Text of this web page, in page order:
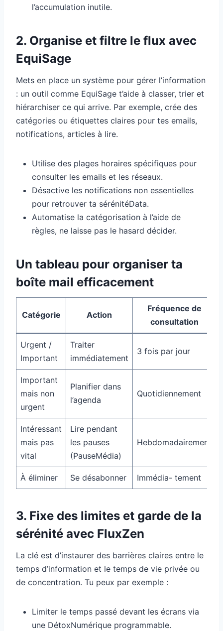
l’accumulation inutile.
2. Organise et filtre le flux avec
EquiSage
Mets en place un système pour gérer l’information
: un outil comme EquiSage t’aide à classer, trier et
hiérarchiser ce qui arrive. Par exemple, crée des
catégories ou étiquettes claires pour tes emails,
notifications, articles à lire.
Utilise des plages horaires spécifiques pour
consulter les emails et les réseaux.
Désactive les notifications non essentielles
pour retrouver ta sérénitéData.
Automatise la catégorisation à l’aide de
règles, ne laisse pas le hasard décider.
Un tableau pour organiser ta
boîte mail efficacement
Catégorie Action
Fréquence de
consultation
Urgent /
Important
Traiter
immédiatement
3 fois par jour
Important
mais non
urgent
Planifier dans
l’agenda
Quotidiennement
Intéressant
mais pas
vital
Lire pendant
les pauses
(PauseMédia)
Hebdomadairement
À éliminer Se désabonner Immédia- tement
3. Fixe des limites et garde de la
sérénité avec FluxZen
La clé est d’instaurer des barrières claires entre le
temps d’information et le temps de vie privée ou
de concentration. Tu peux par exemple :
Limiter le temps passé devant les écrans via
une DétoxNumérique programmable.